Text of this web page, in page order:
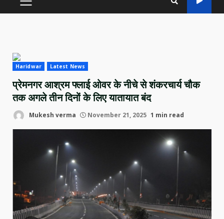
PRIMARY
Haridwar Latest News
प्रेमनगर आश्रम फ्लाई ओवर के नीचे से शंकरचार्य चौक
तक अगले तीन दिनों के लिए यातायात बंद
Mukesh verma November 21, 2025 1 min read